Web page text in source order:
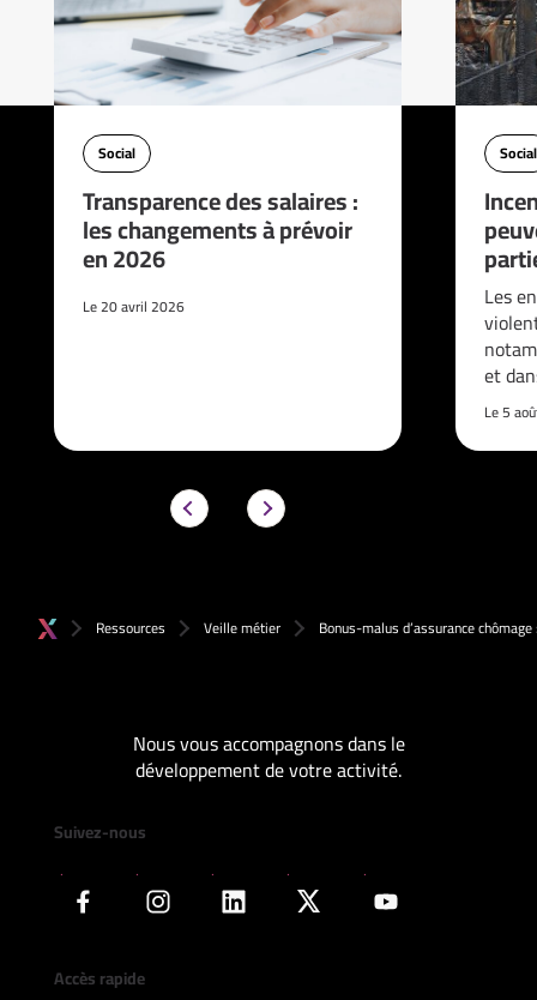
Social
Transparence des salaires :
les changements à prévoir
en 2026
Le 20 avril 2026
Social
Les
et
Le 5
Ressources Veille métier Bonus-malus d’assurance
Nous vous accompagnons dans le
développement de votre activité.
Suivez-nous
Accès rapide